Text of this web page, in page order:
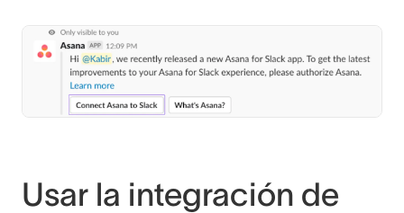
Usar la integración de